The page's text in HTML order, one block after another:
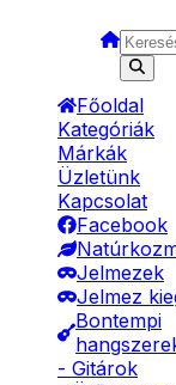
Főoldal
Kategóriák
Márkák
Üzletünk
Kapcsolat
Facebook
Jelmezek
Jelmez
Bontempi
- Gitárok